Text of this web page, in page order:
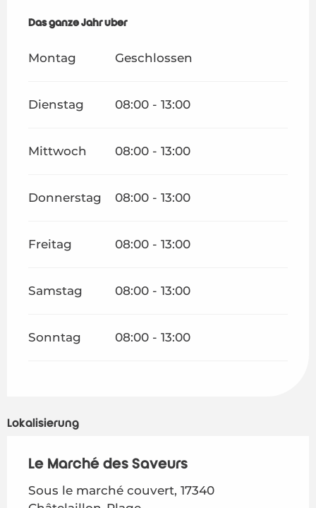
Das ganze Jahr über
Das ganze Jahr über
Montag Geschlossen
Dienstag 08:00 - 13:00
Mittwoch 08:00 - 13:00
Donnerstag 08:00 - 13:00
Freitag 08:00 - 13:00
Samstag 08:00 - 13:00
Sonntag 08:00 - 13:00
Lokalisierung
Le Marché des Saveurs
Sous le marché couvert, 17340